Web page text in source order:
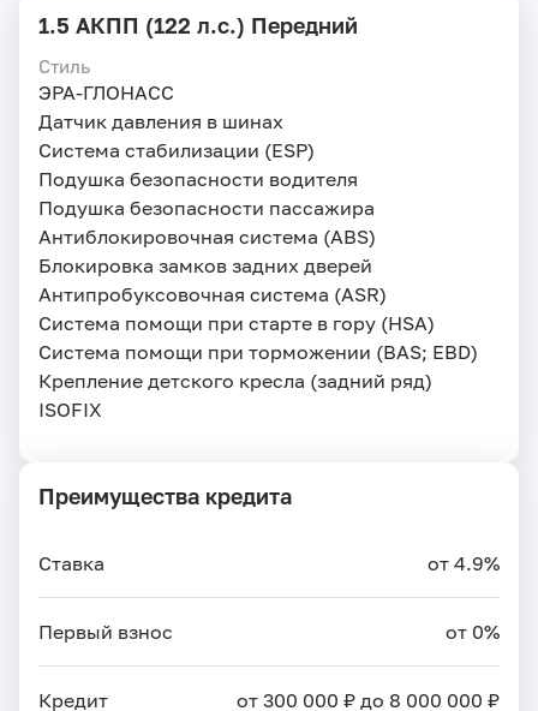
1.5 АКПП (122 л.с.) Передний
Стиль
ЭРА-ГЛОНАСС
Датчик давления в шинах
Система стабилизации (ESP)
Подушка безопасности водителя
Подушка безопасности пассажира
Антиблокировочная система (ABS)
Блокировка замков задних дверей
Антипробуксовочная система (ASR)
Система помощи при старте в гору (HSA)
Система помощи при торможении (BAS; EBD)
Крепление детского кресла (задний ряд)
ISOFIX
Преимущества кредита
Ставка от 4.9%
Первый взнос от 0%
Кредит от 300 000 ₽ до 8 000 000 ₽